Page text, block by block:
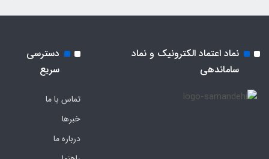
نماد اعتماد الکترونیک و نماد
ساماندهی
دسترسی
سریع
تماس با ما
خبرها
درباره ما